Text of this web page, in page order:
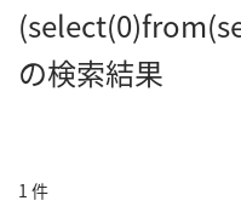
の検索結果
1 件